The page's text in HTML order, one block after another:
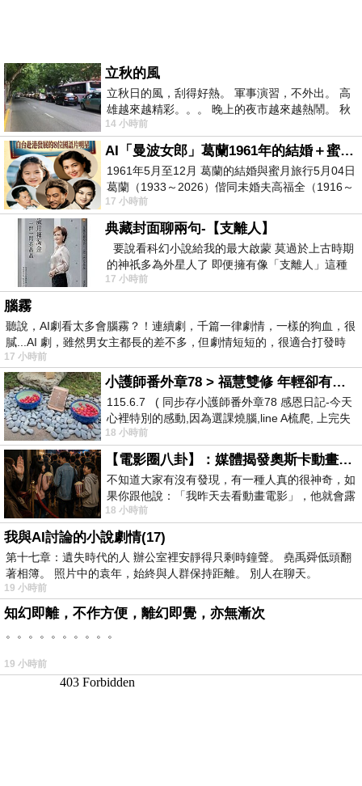
立秋的風
立秋日的風，刮得好熱。 軍事演習，不外出。 高
雄越來越精彩。。。 晚上的夜市越來越熱鬧。 秋
天的風刮得很熱 夜遊消暑熱。。。
14 小時前
AI「曼波女郎」葛蘭1961年的結婚＋蜜月旅行 #戀上老電影 #葛蘭 #粟子
1961年5月至12月 葛蘭的結婚與蜜月旅行5月04日
葛蘭（1933～2026）偕同未婚夫高福全（1916～
2004）乘郵輪赴倫敦6月15日於英國倫敦St.S
17 小時前
典藏封面聊兩句-【支離人】
要說看科幻小說給我的最大啟蒙 莫過於上古時期
的神祇多為外星人了 即便擁有像「支離人」這種
驚世駭俗的神通法門 也未必讀
17 小時前
腦霧
聽說，AI劇看太多會腦霧？！連續劇，千篇一律劇情，一樣的狗血，很
膩...AI 劇，雖然男女主都長的差不多，但劇情短短的，很適合打發時
17 小時前
小護師番外章78 > 福慧雙修 年輕卻有個老靈魂 ㄑ金剛經〉podcast
115.6.7 ( 同步存小護師番外章78 感恩日記-今天
心裡特別的感動,因為選課燒腦,line A梳爬, 上完失
智課的她,特來傾
18 小時前
【電影圈八卦】：媒體揭發奧斯卡動畫項目投票醜聞！好萊塢為什麼看不起動畫電影？
不知道大家有沒有發現，有一種人真的很神奇，如
果你跟他說：「我昨天去看動畫電影」，他就會露
出一種慈祥的微笑，然後問你是不是陪小
18 小時前
我與AI討論的小說劇情(17)
第十七章：遺失時代的人 辦公室裡安靜得只剩時鐘聲。 堯禹舜低頭翻
著相簿。 照片中的袁年，始終與人群保持距離。 別人在聊天。
19 小時前
知幻即離，不作方便，離幻即覺，亦無漸次
。。。。。。。。。。
19 小時前